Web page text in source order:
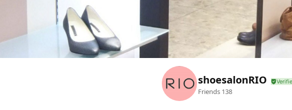
shoesalonRIO
Friends 138